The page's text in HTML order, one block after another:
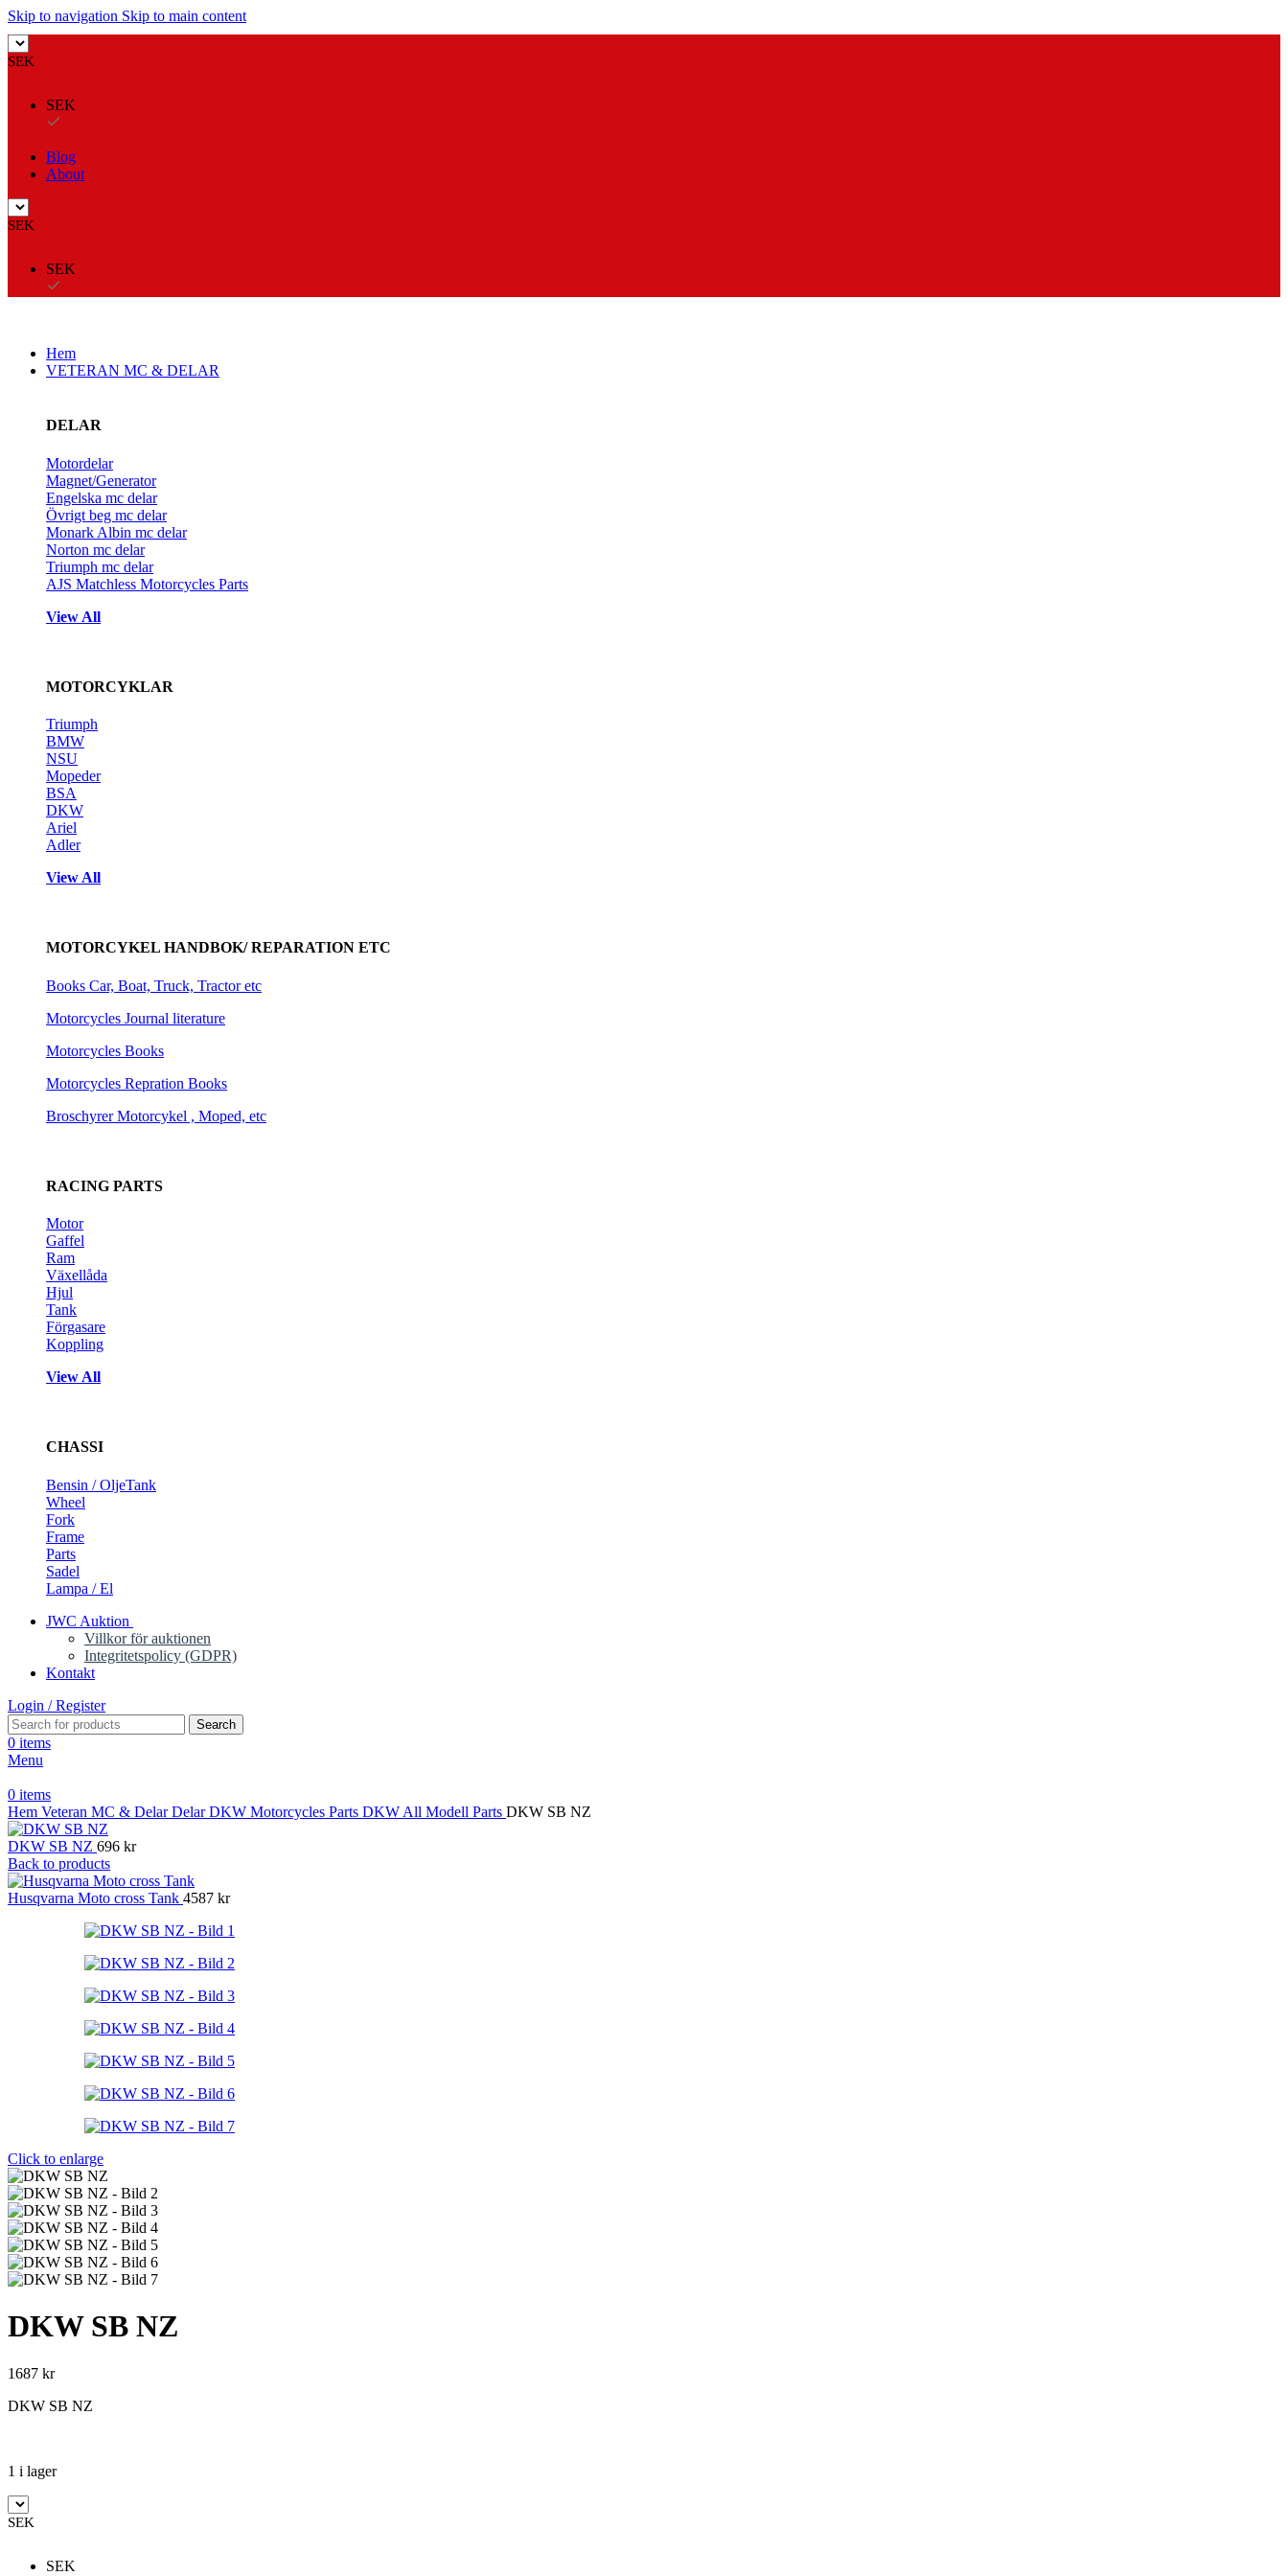
Skip to navigation Skip to main content
SEK
SEK
Blog
About
SEK
SEK
Hem
VETERAN MC & DELAR
DELAR
Motordelar
Magnet/Generator
Engelska mc delar
Övrigt beg mc delar
Monark Albin mc delar
Norton mc delar
Triumph mc delar
AJS Matchless Motorcycles Parts
View All
MOTORCYKLAR
Triumph
BMW
NSU
Mopeder
BSA
DKW
Ariel
Adler
View All
MOTORCYKEL HANDBOK/ REPARATION ETC
Books Car, Boat, Truck, Tractor etc
Motorcycles Journal literature
Motorcycles Books
Motorcycles Repration Books
Broschyrer Motorcykel , Moped, etc
RACING PARTS
Motor
Gaffel
Ram
Växellåda
Hjul
Tank
Förgasare
Koppling
View All
CHASSI
Bensin / OljeTank
Wheel
Fork
Frame
Parts
Sadel
Lampa / El
JWC Auktion
Villkor för auktionen
Integritetspolicy (GDPR)
Kontakt
Login / Register
Search
0 items
Menu
0 items
Hem Veteran MC & DelarDelarDKW Motorcycles Parts DKW All Modell Parts DKW SB NZ
DKW SB NZ 696 kr
Back to products
Husqvarna Moto cross Tank 4587 kr
Click to enlarge
DKW SB NZ
1687 kr
DKW SB NZ
1 i lager
SEK
SEK